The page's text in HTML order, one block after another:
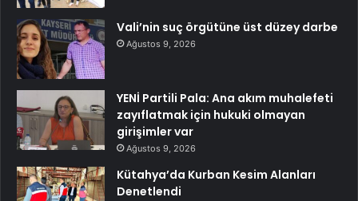
Vali’nin suç örgütüne üst düzey darbe
Ağustos 9, 2026
YENİ Partili Pala: Ana akım muhalefeti
zayıflatmak için hukuki olmayan
girişimler var
Ağustos 9, 2026
Kütahya’da Kurban Kesim Alanları
Denetlendi